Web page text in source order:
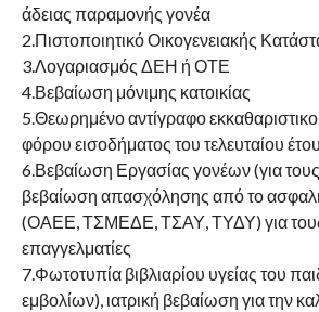
άδειας παραμονής γονέα
2.Πιστοποιητικό Οικογενειακής
3.Λογαριασμός ΔΕΗ ή ΟΤΕ
4.Βεβαίωση μόνιμης κατοικίας
5.Θεωρημένο αντίγραφο
φόρου εισοδήματος του τελευταίου
6.Βεβαίωση Εργασίας γονέων (για
βεβαίωση απασχόλησης από το
(ΟΑΕΕ, ΤΣΜΕΔΕ, ΤΣΑΥ, ΤΥΔΥ) για
επαγγελματίες
7.Φωτοτυπία βιβλιαρίου υγείας του
εμβολίων), ιατρική βεβαίωση για την